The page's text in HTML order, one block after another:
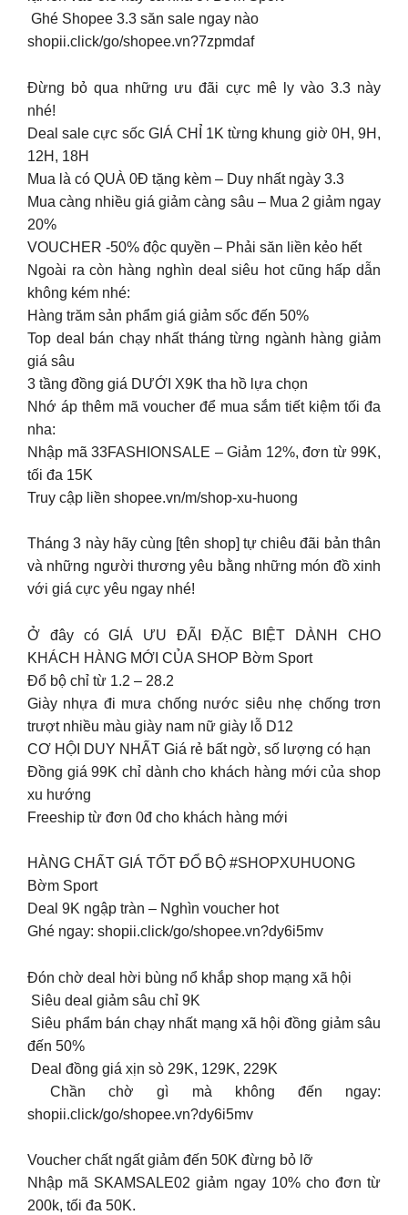
️ Ghé Shopee 3.3 săn sale ngay nào
shopii.click/go/shopee.vn?7zpmdaf
Đừng bỏ qua những ưu đãi cực mê ly vào 3.3 này
nhé!
Deal sale cực sốc GIÁ CHỈ 1K từng khung giờ 0H, 9H,
12H, 18H
Mua là có QUÀ 0Đ tặng kèm – Duy nhất ngày 3.3
Mua càng nhiều giá giảm càng sâu – Mua 2 giảm ngay
20%
VOUCHER -50% độc quyền – Phải săn liền kẻo hết
️Ngoài ra còn hàng nghìn deal siêu hot cũng hấp dẫn
không kém nhé:
Hàng trăm sản phẩm giá giảm sốc đến 50%
Top deal bán chạy nhất tháng từng ngành hàng giảm
giá sâu
3 tầng đồng giá DƯỚI X9K tha hồ lựa chọn
Nhớ áp thêm mã voucher để mua sắm tiết kiệm tối đa
nha:
Nhập mã 33FASHIONSALE – Giảm 12%, đơn từ 99K,
tối đa 15K
Truy cập liền shopee.vn/m/shop-xu-huong
Tháng 3 này hãy cùng [tên shop] tự chiêu đãi bản thân
và những người thương yêu bằng những món đồ xinh
với giá cực yêu ngay nhé!
Ở đây có GIÁ ƯU ĐÃI ĐẶC BIỆT DÀNH CHO
KHÁCH HÀNG MỚI CỦA SHOP Bờm Sport
Đổ bộ chỉ từ 1.2 – 28.2
Giày nhựa đi mưa chống nước siêu nhẹ chống trơn
trượt nhiều màu giày nam nữ giày lỗ D12
CƠ HỘI DUY NHẤT Giá rẻ bất ngờ, số lượng có hạn
Đồng giá 99K chỉ dành cho khách hàng mới của shop
xu hướng
Freeship từ đơn 0đ cho khách hàng mới
HÀNG CHẤT GIÁ TỐT ĐỔ BỘ #SHOPXUHUONG
Bờm Sport
Deal 9K ngập tràn – Nghìn voucher hot
Ghé ngay: shopii.click/go/shopee.vn?dy6i5mv
Đón chờ deal hời bùng nổ khắp shop mạng xã hội
️ Siêu deal giảm sâu chỉ 9K
️ Siêu phẩm bán chạy nhất mạng xã hội đồng giảm sâu
đến 50%
️ Deal đồng giá xịn sò 29K, 129K, 229K
️ Chần chờ gì mà không đến ngay:
shopii.click/go/shopee.vn?dy6i5mv
Voucher chất ngất giảm đến 50K đừng bỏ lỡ
Nhập mã SKAMSALE02 giảm ngay 10% cho đơn từ
200k, tối đa 50K.